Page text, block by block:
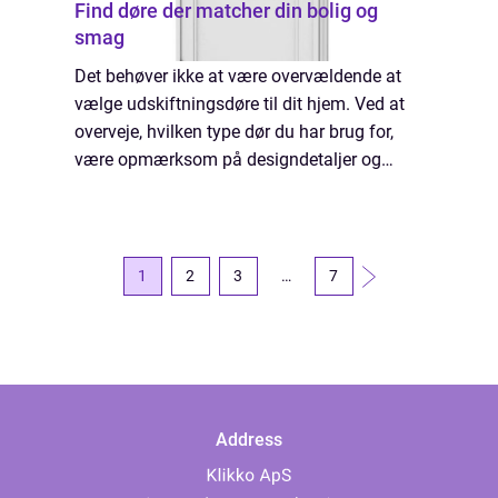
Find døre der matcher din bolig og
smag
Det behøver ikke at være overvældende at
vælge udskiftningsdøre til dit hjem. Ved at
overveje, hvilken type dør du har brug for,
være opmærksom på designdetaljer og
1 2 3 … 7
Address